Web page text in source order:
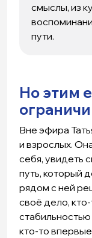
смыслы, из
пути.
Но этим
Вне эфира
и взрослых.
себя, увидеть
путь, который
рядом с ней
своё дело,
кто-то